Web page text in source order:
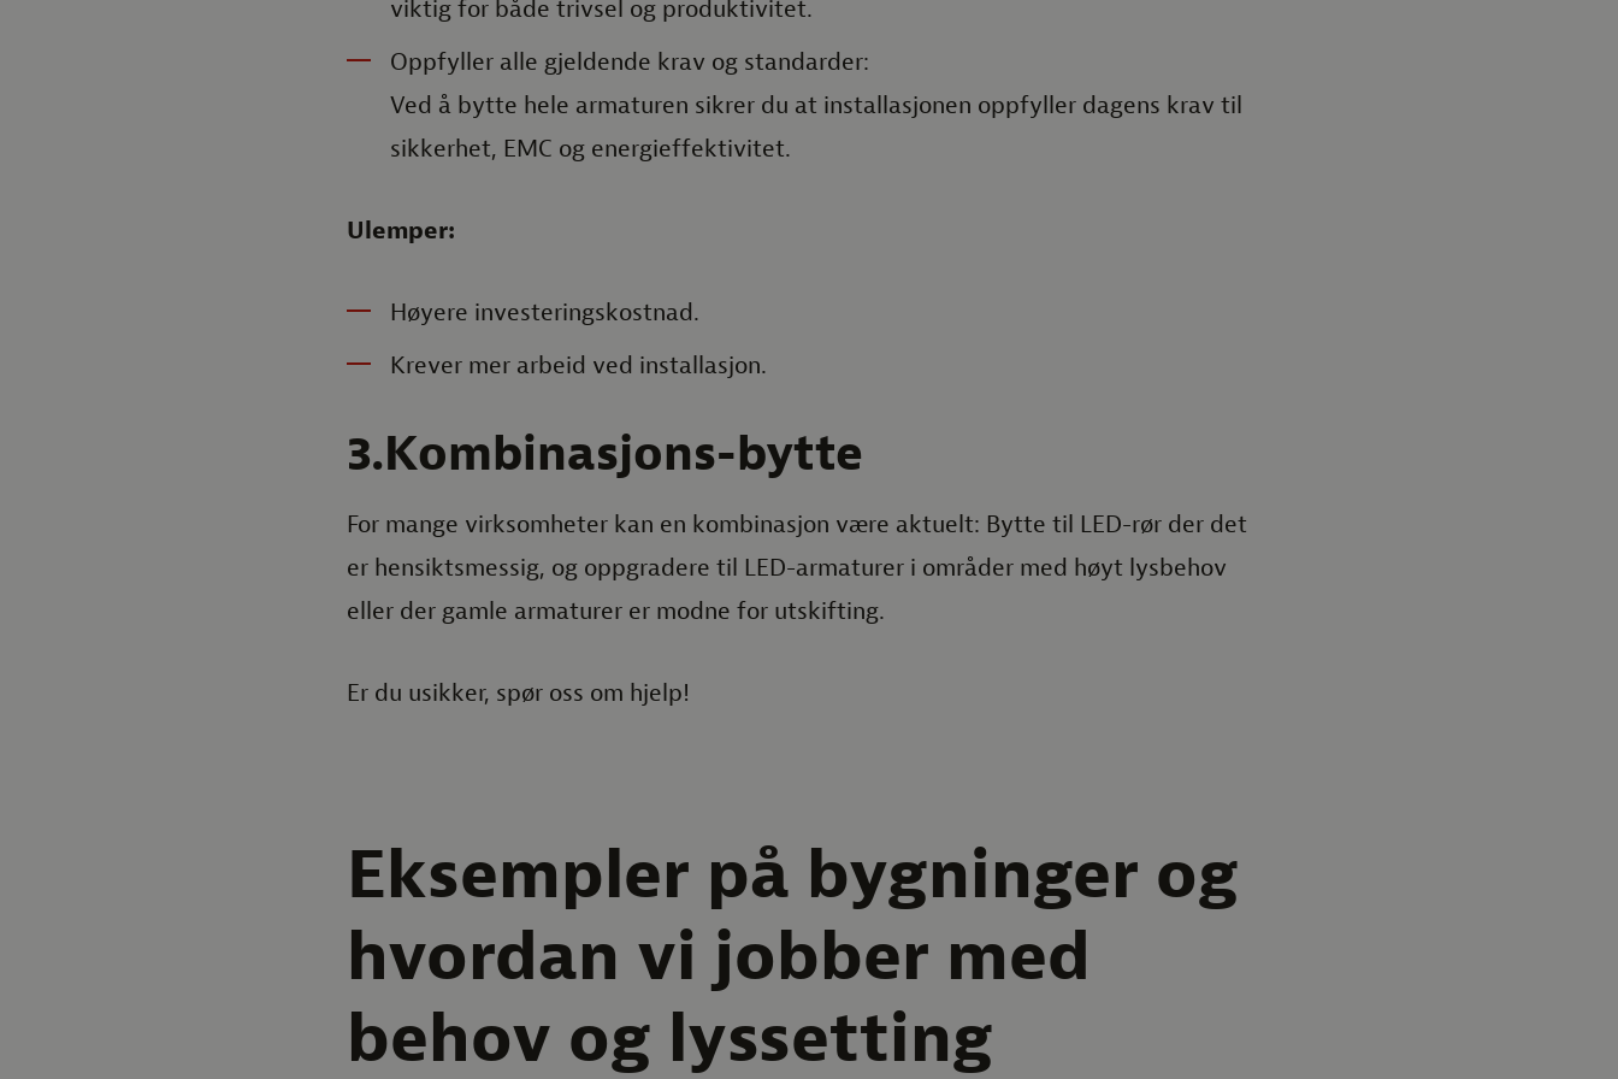
viktig for både trivsel og produktivitet.
Oppfyller alle gjeldende krav og standarder:
Ved å bytte hele armaturen sikrer du at installasjonen oppfyller dagens krav til
sikkerhet, EMC og energieffektivitet.
Ulemper:
Høyere investeringskostnad.
Krever mer arbeid ved installasjon.
3.Kombinasjons-bytte
For mange virksomheter kan en kombinasjon være aktuelt: Bytte til LED-rør der det
er hensiktsmessig, og oppgradere til LED-armaturer i områder med høyt lysbehov
eller der gamle armaturer er modne for utskifting.
Er du usikker, spør oss om hjelp!
Eksempler på bygninger og
hvordan vi jobber med
behov og lyssetting